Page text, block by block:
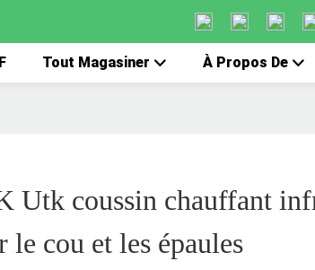
Tout Magasiner À Propos De
Utk coussin chauffant
le cou et les épaules